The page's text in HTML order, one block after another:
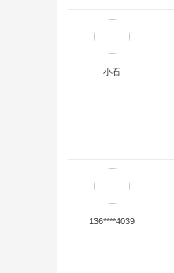
小石
136****4039